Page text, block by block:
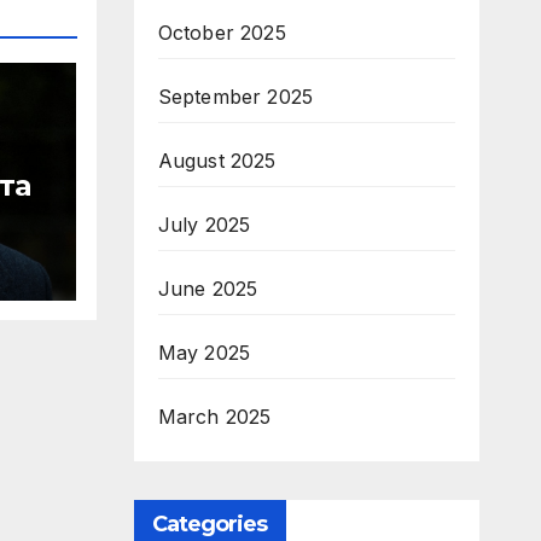
October 2025
September 2025
August 2025
July 2025
June 2025
May 2025
March 2025
Categories